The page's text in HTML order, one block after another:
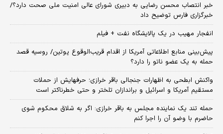
خبر انتصاب محسن رضایی به دبیری شورای عالی امنیت ملی صحت دارد؟/
خبرگزاری فارس توضیح داد
انفجار مهیب در یک پالایشگاه نفت + فیلم
پیش‌بینی منابع اطلاعاتی آمریکا از اقدام قریب‌الوقوع پوتین/ روسیه قصد
حمله به یک عضو ناتو را دارد؟
واکنش ابطحی به اظهارات جنجالی باقر خرازی؛ حرفهایش از حملات
مستقیم آمریکا و اسرائیل و براندازان تلختر و حتی خطرناکتر است
حمله تند یک نماینده مجلس به باقر خرازی: اگر به شلاق محکوم شوی
حاضرم با وضو آن را اجرا کنم